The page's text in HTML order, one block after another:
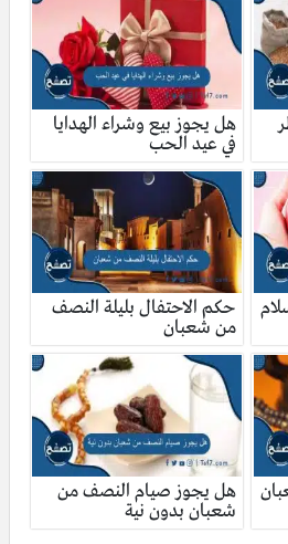
هل يجوز بيع وشراء الهدايا
في عيد الحب
حكم الاحتفال بليلة النصف
من شعبان
هل يجوز صيام النصف من
شعبان بدون نية